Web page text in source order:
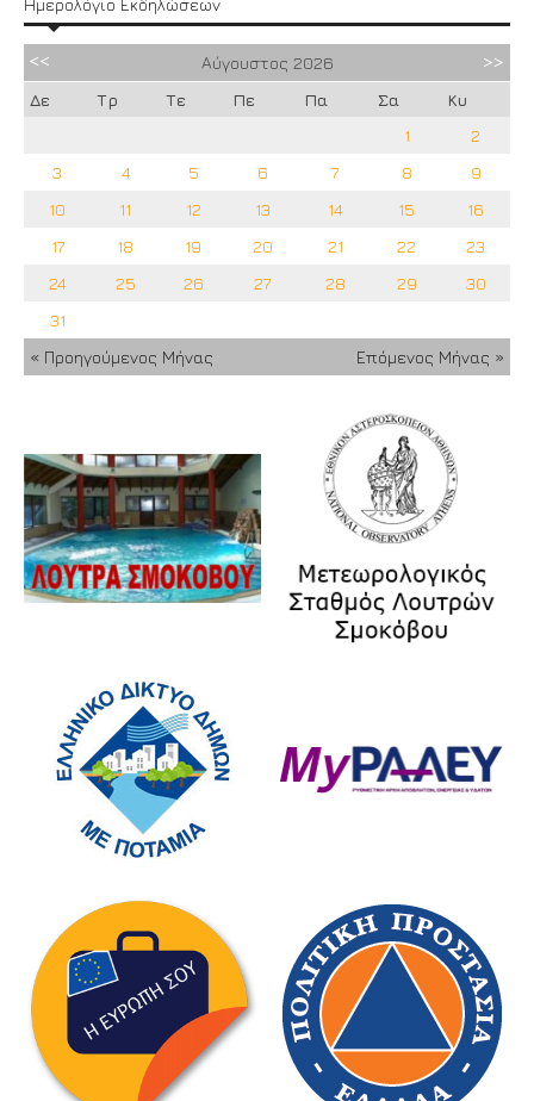
Ημερολόγιο Εκδηλώσεων
Αύγουστος 2026
Δε
Τρ Τε Πε Πα Σα
Κυ
1
2
3
4 5 6 7 8
9
10
11 12 13 14 15
16
17
18 19 20 21 22
23
24
25 26 27 28 29
30
31
« Προηγούμενος Μήνας
Επόμενος Μήνας »